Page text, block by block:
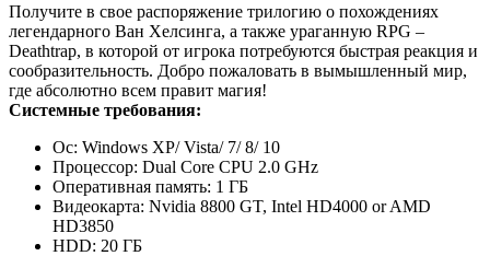
Получите в свое распоряжение трилогию о похождениях
легендарного Ван Хелсинга, а также ураганную RPG –
Deathtrap, в которой от игрока потребуются быстрая реакция и
сообразительность. Добро пожаловать в вымышленный мир,
где абсолютно всем правит магия!
Системные требования:
Ос: Windows XP/ Vista/ 7/ 8/ 10
Процессор: Dual Core CPU 2.0 GHz
Оперативная память: 1 ГБ
Видеокарта: Nvidia 8800 GT, Intel HD4000 or AMD
HD3850
HDD: 20 ГБ